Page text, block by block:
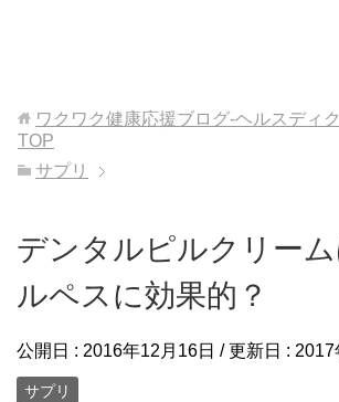
ワクワク健康応援ブログ-ヘルスディ
TOP
サプリ
デンタルピルクリー
ルペスに効果的？
公開日 : 2016年12月16日 / 更新日 : 2017
サプリ